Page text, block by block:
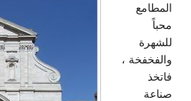
المطامع
محباً
للشهرة
والفخفخة ،
فاتخذ
صناعة